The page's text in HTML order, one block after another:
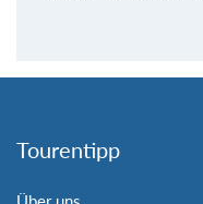
Tourentipp